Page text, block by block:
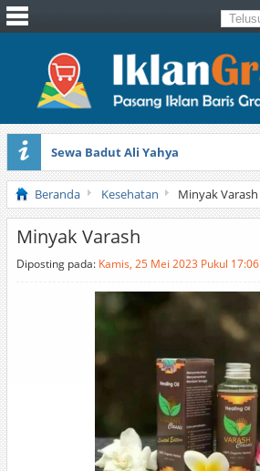
Sewa Badut Ali Yahya
Honda Brio 1.3 E AT CBU 2012 Putih
Beranda Kesehatan Minyak Varash
Minyak Varash
Diposting pada: Kamis, 25 Mei 2023 Pukul 17:06